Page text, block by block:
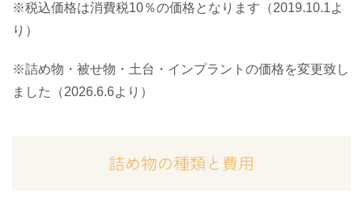
※税込価格は消費税10％の価格となります（2019.10.1よ
り）
※詰め物・被せ物・土台・インプラントの価格を変更致し
ました（2026.6.6より）
詰め物の種類と費用